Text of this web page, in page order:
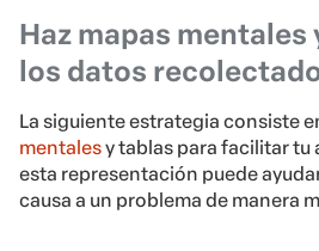
Haz mapas mentales
los datos
La siguiente estrategia consiste
mentalesy tablas para facilitar tu
esta representación puede
causa a un problema de manera